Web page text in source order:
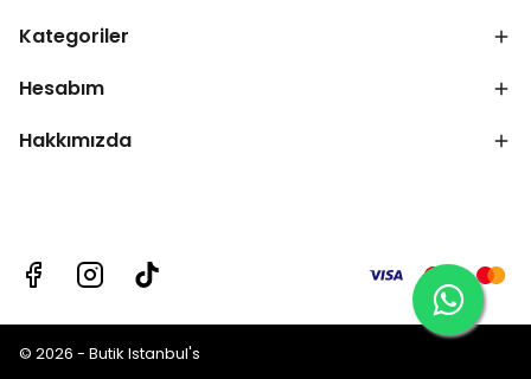
Kategoriler
Hesabım
Hakkımızda
© 2026 - Butik Istanbul's